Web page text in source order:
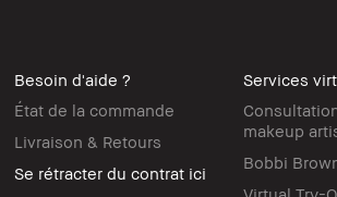
Besoin d'aide ?
État de la commande
Livraison & Retours
Se rétracter du contrat ici
Services
makeup
Bobbi